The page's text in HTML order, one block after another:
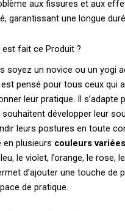
aux fissures et aux
garantissant une longue
est fait ce Produit ?
soyez un novice ou un yogi
est pensé pour tous ceux qui
leur pratique. Il s’adapte
souhaitent développer leur
leurs postures en toute
en plusieurs couleurs variées
le violet, l’orange, le rose,
d’ajouter une touche de
de pratique.